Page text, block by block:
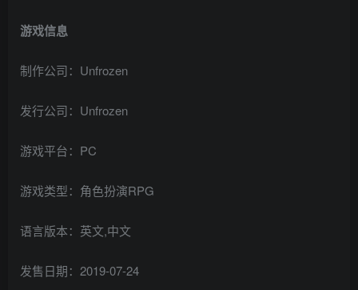
游戏信息
制作公司：Unfrozen
发行公司：Unfrozen
游戏平台：PC
游戏类型：角色扮演RPG
语言版本：英文,中文
发售日期：2019-07-24